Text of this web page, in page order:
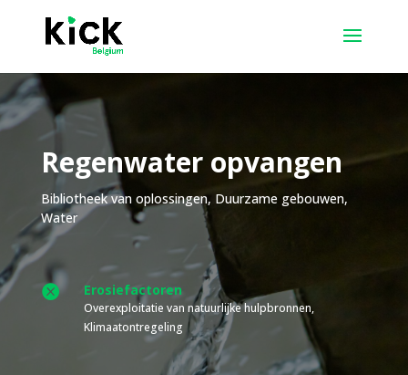
Regenwater opvangen
Bibliotheek van oplossingen, Duurzame gebouwen,
Water
 Erosiefactoren
Overexploitatie van natuurlijke hulpbronnen,
Klimaatontregeling